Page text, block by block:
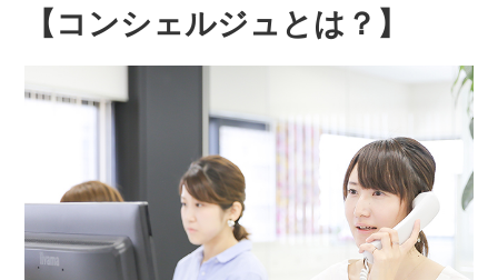
【コンシェルジュとは？】